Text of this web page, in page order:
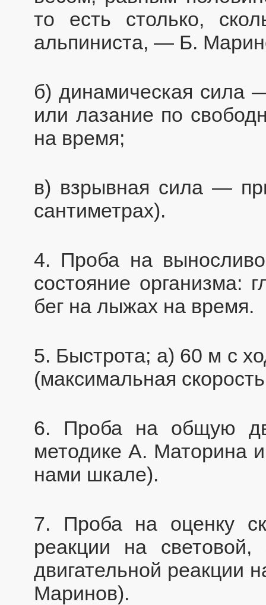
то есть столько,
альпиниста, — Б.
б) динамическая сила
или лазание по
на время;
в) взрывная сила —
сантиметрах).
4. Проба на
состояние организма:
бег на лыжах на время.
5. Быстрота; а) 60 м с
(максимальная
6. Проба на общую
методике А. Маторина
нами шкале).
7. Проба на оценку
реакции на
двигательной реакции
Маринов).